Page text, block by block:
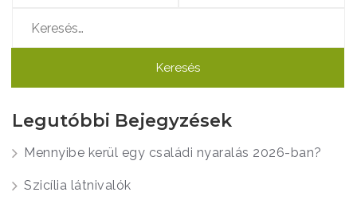
Legutóbbi Bejegyzések
Mennyibe kerül egy családi nyaralás 2026-ban?
Szicília látnivalók